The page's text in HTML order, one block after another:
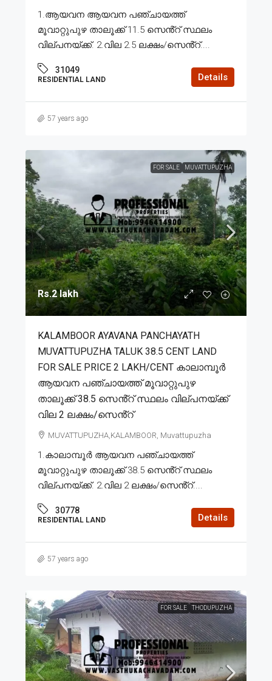
1.ആയവന ആയവന പഞ്ചായത്ത്
മൂവാറ്റുപുഴ താലൂക്ക് 11.5 സെൻ്റ് സ്ഥലം
വില്പനയ്ക്ക്. 2.വില 2.5 ലക്ഷം/സെൻ്റ്....
31049
RESIDENTIAL LAND Details
57 years ago
FOR SALE MUVATTUPUZHA
Rs.2 lakh
KALAMBOOR AYAVANA PANCHAYATH
MUVATTUPUZHA TALUK 38.5 CENT LAND
FOR SALE PRICE 2 LAKH/CENT കാലാമ്പൂർ
ആയവന പഞ്ചായത്ത് മൂവാറ്റുപുഴ
താലൂക്ക് 38.5 സെൻ്റ് സ്ഥലം വില്പനയ്ക്ക്
വില 2 ലക്ഷം/സെൻ്റ്
MUVATTUPUZHA,KALAMBOOR, Muvattupuzha
1.കാലാമ്പൂർ ആയവന പഞ്ചായത്ത്
മൂവാറ്റുപുഴ താലൂക്ക് 38.5 സെൻ്റ് സ്ഥലം
വില്പനയ്ക്ക്. 2.വില 2 ലക്ഷം/സെൻ്റ്....
30778
RESIDENTIAL LAND Details
57 years ago
FOR SALE THODUPUZHA